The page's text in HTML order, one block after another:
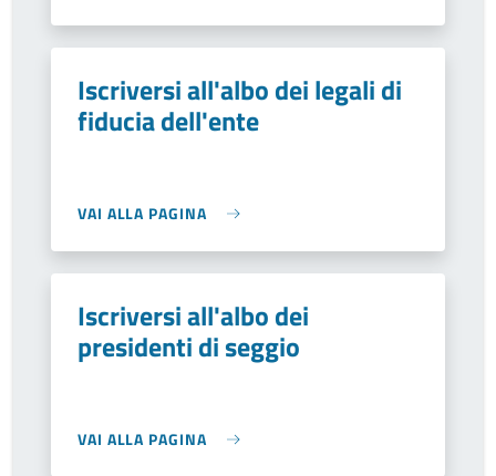
Iscriversi all'albo dei legali di
fiducia dell'ente
VAI ALLA PAGINA
Iscriversi all'albo dei
presidenti di seggio
VAI ALLA PAGINA